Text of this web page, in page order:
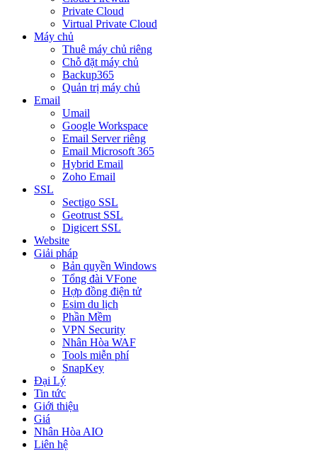
Private Cloud
Virtual Private Cloud
Máy chủ
Thuê máy chủ riêng
Chỗ đặt máy chủ
Backup365
Quản trị máy chủ
Email
Umail
Google Workspace
Email Server riêng
Email Microsoft 365
Hybrid Email
Zoho Email
SSL
Sectigo SSL
Geotrust SSL
Digicert SSL
Website
Giải pháp
Bản quyền Windows
Tổng đài VFone
Hợp đồng điện tử
Esim du lịch
Phần Mềm
VPN Security
Nhân Hòa WAF
Tools miễn phí
SnapKey
Đại Lý
Tin tức
Giới thiệu
Giá
Nhân Hòa AIO
Liên hệ